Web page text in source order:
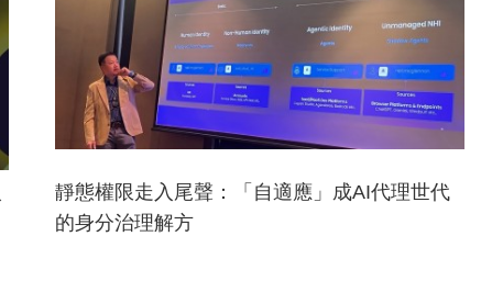
靜態權限走入尾聲：「自適應」成AI代理世代
的身分治理解方